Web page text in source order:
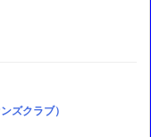
ズクラブ）